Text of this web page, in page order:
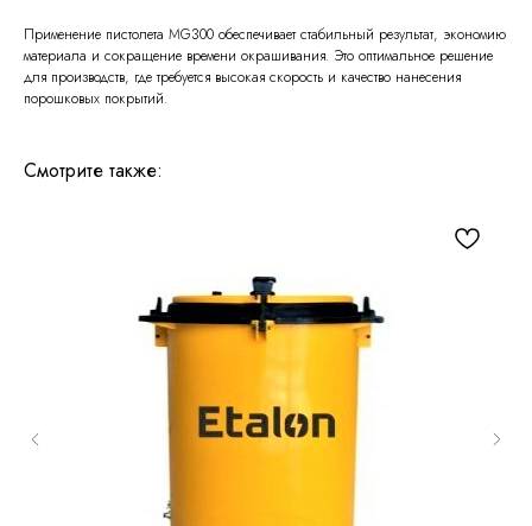
Применение пистолета MG300 обеспечивает стабильный результат, экономию
материала и сокращение времени окрашивания. Это оптимальное решение
для производств, где требуется высокая скорость и качество нанесения
порошковых покрытий.
Смотрите также: